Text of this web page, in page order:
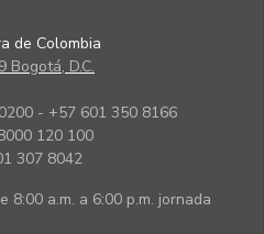
de Colombia
Bogotá, D.C.
- +57 601 350 8166
120 100
307 8042
8:00 a.m. a 6:00 p.m. jornada